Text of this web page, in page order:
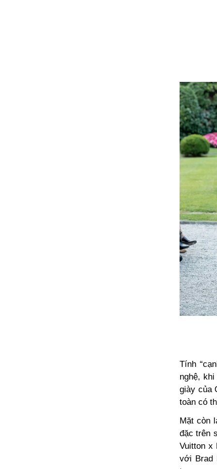
Tính
nghệ,
giày của
toàn có
Mặt còn
đặc trên
Vuitton x
với Brad